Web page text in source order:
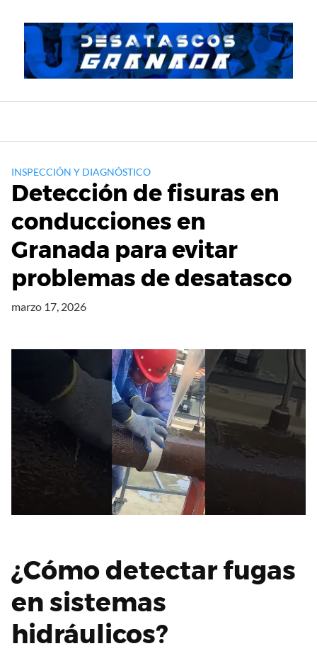
contenido
INSPECCIÓN Y DIAGNÓSTICO
Detección de fisuras en
conducciones en
Granada para evitar
problemas de desatasco
marzo 17, 2026
¿Cómo detectar fugas
en sistemas
hidráulicos?